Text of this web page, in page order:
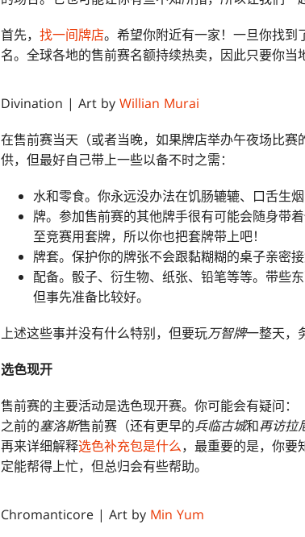
首先， 找一间牌店。希望你附近有一家！一旦你找
名。全球各地的售前赛名额持续热卖，因此只要你当
Divination | Art by Willian Murai
在售前赛当天（或者当晚，如果牌店举办午夜场比
供，但最好自己带上一些以备不时之需：
水和零食。你永远没办法在饥肠辘辘、口舌生烟
牌。参加售前赛的其他牌手很有可能会随身带
至竞赛用套牌，所以你也把套牌带上吧！
牌套。保护你的牌张不会跟黏糊糊的桌子亲密接
配备。骰子、衍生物、纸张、铅笔等等。带些
但事先准备比较好。
上述这些事并没有什么特别，但要玩万智牌一整天，
选色现开
售前赛的主要活动是选色现开赛。你可能会有疑问
之前的塞洛斯售前赛（还有更早的兵临古城和再访拉
再来详细解释选色补充包是什么，最重要的是，你要
定能帮得上忙，但总归会有些帮助。
Chromanticore | Art by Min Yum